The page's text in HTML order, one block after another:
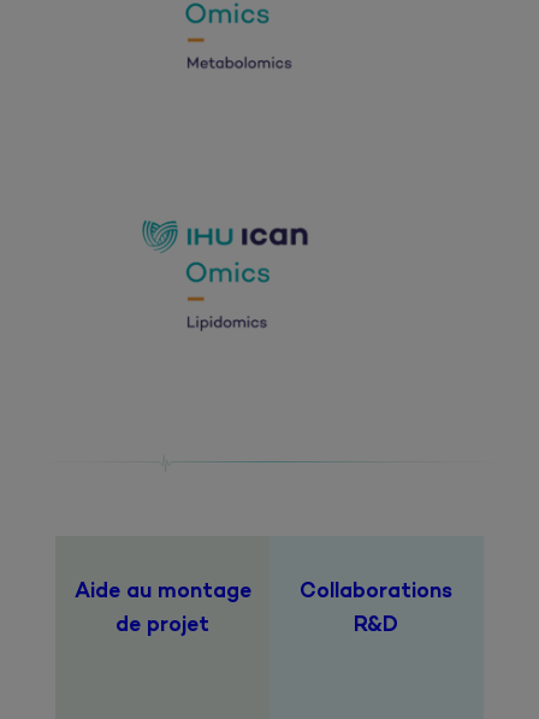
Aide au montage
de projet
Collaborations
R&D